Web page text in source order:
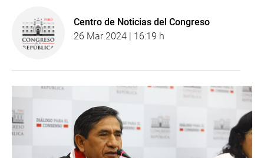
Centro de Noticias del Congreso
26 Mar 2024 | 16:19 h